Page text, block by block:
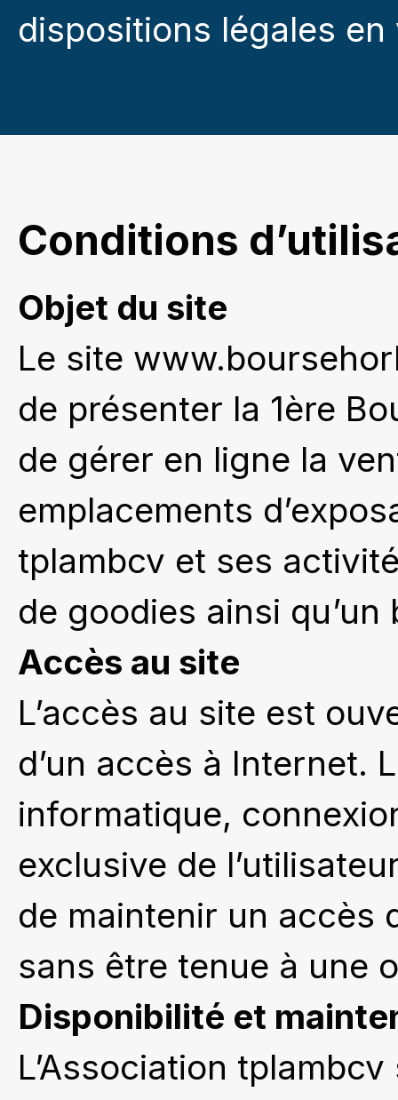
dispositions légales en
Conditions
Objet du site
Le site
de présenter la 1ère
de gérer en ligne la
emplacements
tplambcv et ses
de goodies ainsi qu’un
Accès au site
L’accès au site est
d’un accès à Internet.
informatique,
exclusive de
de maintenir un accès
sans être tenue à une
Disponibilité et
L’Association